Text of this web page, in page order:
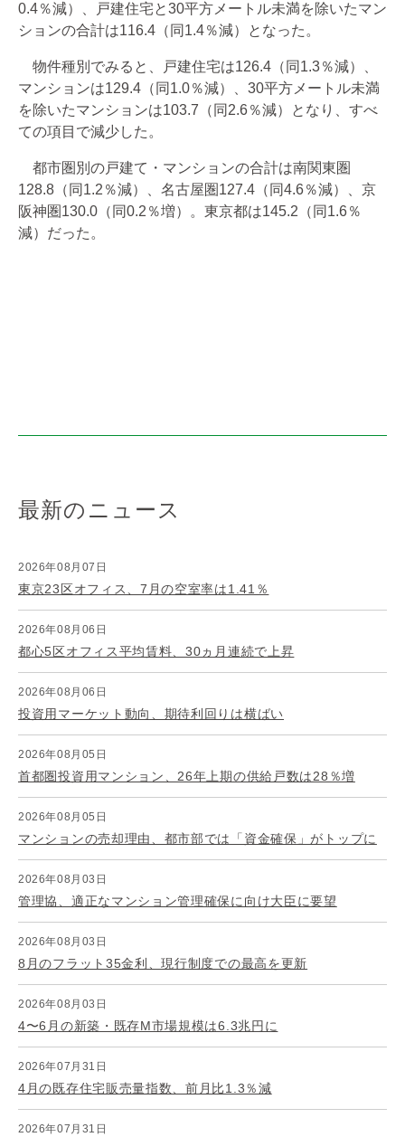
0.4％減）、戸建住宅と30平方メートル未満を除いたマン
ションの合計は116.4（同1.4％減）となった。
物件種別でみると、戸建住宅は126.4（同1.3％減）、
マンションは129.4（同1.0％減）、30平方メートル未満
を除いたマンションは103.7（同2.6％減）となり、すべ
ての項目で減少した。
都市圏別の戸建て・マンションの合計は南関東圏
128.8（同1.2％減）、名古屋圏127.4（同4.6％減）、京
阪神圏130.0（同0.2％増）。東京都は145.2（同1.6％
減）だった。
最新のニュース
2026年08月07日
東京23区オフィス、7月の空室率は1.41％
2026年08月06日
都心5区オフィス平均賃料、30ヵ月連続で上昇
2026年08月06日
投資用マーケット動向、期待利回りは横ばい
2026年08月05日
首都圏投資用マンション、26年上期の供給戸数は28％増
2026年08月05日
マンションの売却理由、都市部では「資金確保」がトップに
2026年08月03日
管理協、適正なマンション管理確保に向け大臣に要望
2026年08月03日
8月のフラット35金利、現行制度での最高を更新
2026年08月03日
4〜6月の新築・既存M市場規模は6.3兆円に
2026年07月31日
4月の既存住宅販売量指数、前月比1.3％減
2026年07月31日